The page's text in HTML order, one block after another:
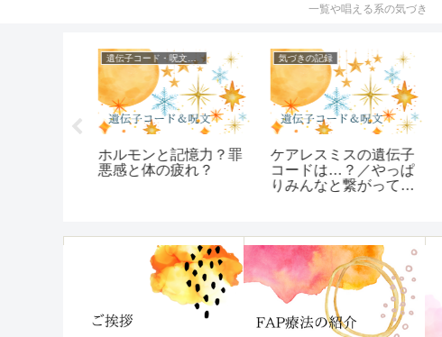
一覧や唱える系の気づき
遺伝子コード・呪文一覧
ホルモンと記憶力？罪
悪感と体の疲れ？
気づきの記録
ケアレスミスの遺伝子
コードは…？／やっぱ
りみんなと繋がって